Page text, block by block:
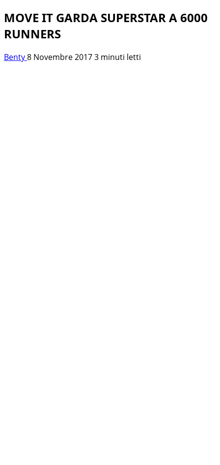
MOVE IT GARDA SUPERSTAR A 6000
RUNNERS
Benty8 Novembre 20173 minuti letti